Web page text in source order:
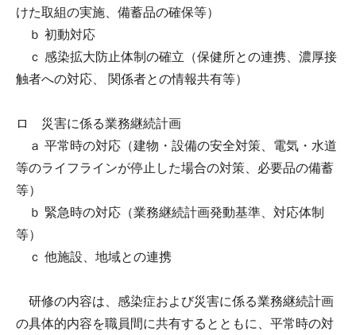
けた取組の実施、備蓄品の確保等）
ｂ 初動対応
ｃ 感染拡大防止体制の確立（保健所との連携、濃厚接
触者への対応、 関係者との情報共有等）
ロ 災害に係る業務継続計画
ａ 平常時の対応（建物・設備の安全対策、電気・水道
等のライフラインが停止した場合の対策、必要品の備蓄
等）
ｂ 緊急時の対応（業務継続計画発動基準、対応体制
等）
ｃ 他施設、地域との連携
研修の内容は、感染症および災害に係る業務継続計画
の具体的内容を職員間に共有するとともに、平常時の対